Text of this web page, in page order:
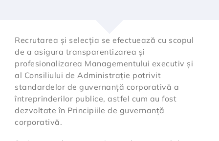
Recrutarea și selecția se efectuează cu scopul
de a asigura transparentizarea și
profesionalizarea Managementului executiv și
al Consiliului de Administrație potrivit
standardelor de guvernanță corporativă a
întreprinderilor publice, astfel cum au fost
dezvoltate în Principiile de guvernanță
corporativă.